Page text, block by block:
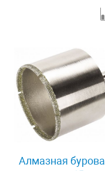
Алмазная